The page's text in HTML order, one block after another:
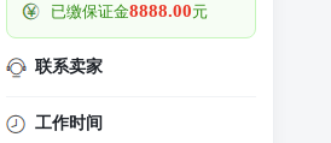
已缴保证金8888.00元
联系卖家
工作时间